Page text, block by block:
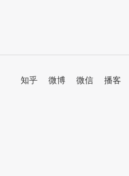
知乎 微博 微信 播客